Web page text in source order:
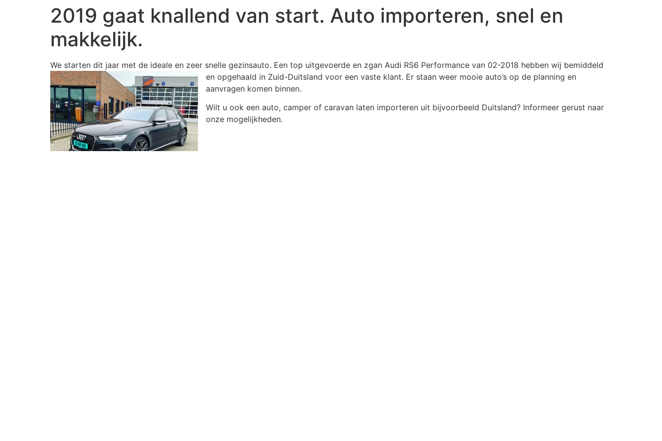
2019 gaat knallend van start. Auto importeren, snel en
makkelijk.
We starten dit jaar met de ideale en zeer snelle gezinsauto. Een top uitgevoerde en zgan Audi RS6 Performance van 02-2018 hebben wij bemiddeld
en opgehaald in Zuid-Duitsland voor een vaste klant. Er staan weer mooie auto’s op de planning en
aanvragen komen binnen.
Wilt u ook een auto, camper of caravan laten importeren uit bijvoorbeeld Duitsland? Informeer gerust naar
onze mogelijkheden.